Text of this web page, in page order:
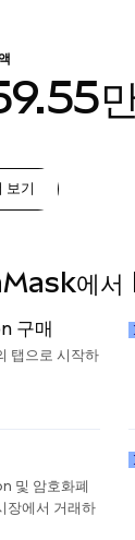
보기
에서
구매
탭으로 시작하
및 암호화폐
장에서 거래하